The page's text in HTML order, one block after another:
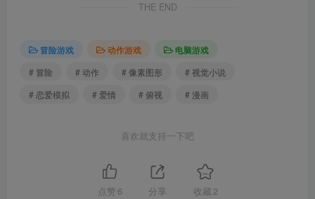
THE END
冒险游戏 动作游戏
电脑游戏
# 冒险
# 动作 # 像素图形
# 视觉小说
# 恋爱模拟
# 爱情 # 俯视 # 漫画
喜欢就支持一下吧
点赞 6 分享 收藏 2